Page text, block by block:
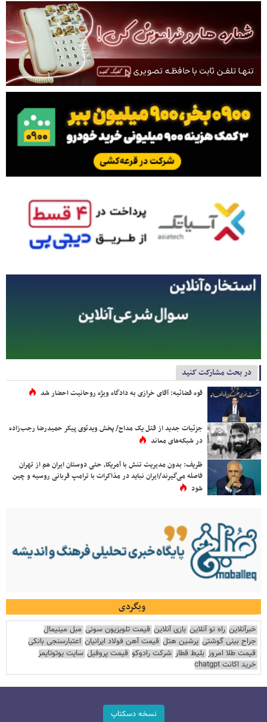
در بحث مشارکت کنید
قوه قضائیه: آقای خرازی به دادگاه ویژه روحانیت احضار شد
جزئیات جدید از قتل یک مداح/ پخش ویدئوی پیکر حمیدرضا رجب‌زاده
در شبکه‌های معاند
ظریف: بدون مدیریت تنش با آمریکا، حتی دوستان ایران هم از تهران
فاصله می‌گیرند/ایران نباید در مذاکرات با ترامپ قربانی روسیه و چین
شود
وبگردی
خبرآنلاین راه نو آنلاین بازی آنلاین قیمت تلویزیون سونی مبل مینیمال
جراح بینی گوشتی پرشین هتل قیمت آهن فولاد ایرانیان اعتبارسنجی بانکی
قیمت طلا امروز بلیط قطار شرکت رادوکو قیمت پروفیل سایت یوتوتایمز
خرید اکانت chatgpt
نسخه دسکتاپ